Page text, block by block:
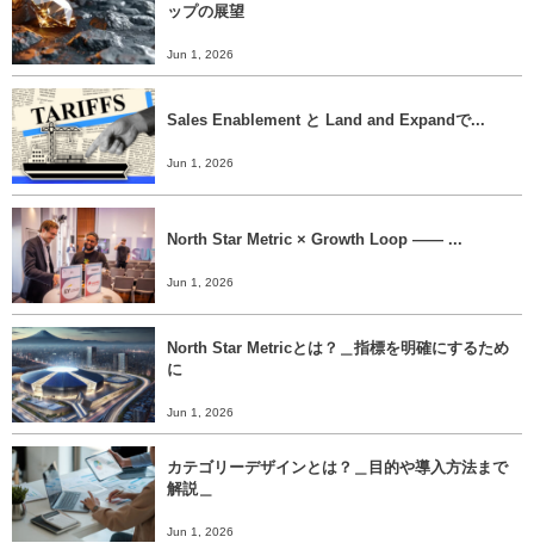
ップの展望
Jun 1, 2026
Sales Enablement と Land and Expandで...
Jun 1, 2026
North Star Metric × Growth Loop ―― ...
Jun 1, 2026
North Star Metricとは？＿指標を明確にするため
に
Jun 1, 2026
カテゴリーデザインとは？＿目的や導入方法まで
解説＿
Jun 1, 2026